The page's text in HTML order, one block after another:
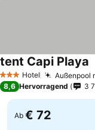
3 SterneHotel Außenpool
tent Capi Playa
8,6 Hervorragend 3
Ab € 72